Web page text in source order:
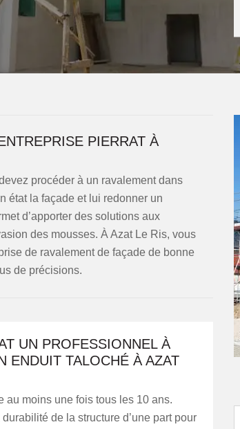
PIERRAT À
procéder à un ravalement dans
état la façade et lui redonner un
d’apporter des solutions aux
des mousses. À Azat Le Ris, vous
de ravalement de façade de bonne
de précisions.
UN PROFESSIONNEL À
ENDUIT TALOCHÉ À AZAT
au moins une fois tous les 10 ans.
de la structure d’une part pour